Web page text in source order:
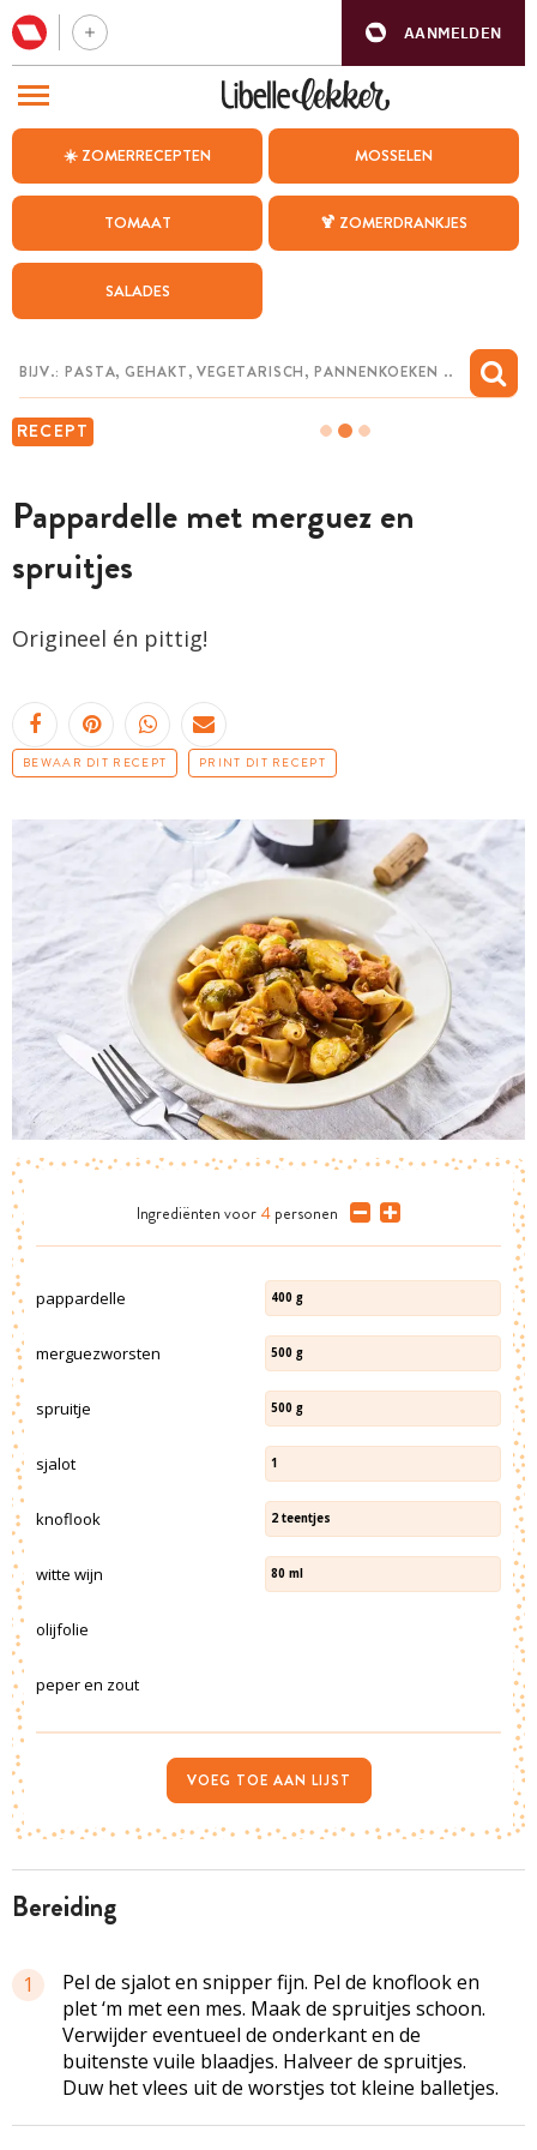
AANMELDEN
☀️ ZOMERRECEPTEN MOSSELEN
TOMAAT 🍹 ZOMERDRANKJES
SALADES
RECEPT
Pappardelle met merguez en
spruitjes
Origineel én pittig!
BEWAAR DIT RECEPT PRINT DIT RECEPT
bereiding
1
Pel de sjalot en snipper fijn. Pel de knoflook en
plet ‘m met een mes. Maak de spruitjes schoon.
Verwijder eventueel de onderkant en de
buitenste vuile blaadjes. Halveer de spruitjes.
Duw het vlees uit de worstjes tot kleine balletjes.
Ingrediënten voor 4 personen
pappardelle 400 g
merguezworsten 500 g
spruitje 500 g
sjalot 1
knoflook 2 teentjes
witte wijn 80 ml
olijfolie
peper en zout
VOEG TOE AAN LIJST
BEZOEK ONZE ANDERE WEBSITES
WEEKMENU
CHAT MET MAIA
MIJN BEWAARDE RECEPTEN